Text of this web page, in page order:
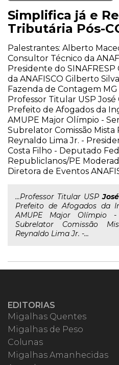
Simplifica já e
Tributária Pós-
Palestrantes: Alberto
Consultor Técnico da
Presidente do SINAFRESP
da ANAFISCO Gilberto
Fazenda de Contagem
Professor Titular USP
Prefeito de Afogados da
AMUPE Major Olímpio -
Subrelator Comissão
Reynaldo Lima Jr. -
Costa Filho - Deputado
Republiclanos/PE
Diretora de Eventos
...Professor Titular USPJosé
Prefeito de Afogados da
AMUPE Major Olímpio
Subrelator Comissão
Reynaldo Lima Jr. -...
EDITORIAS
Migalhas Quentes
Migalhas de Peso
Colunas
Migalhas Amanhecidas